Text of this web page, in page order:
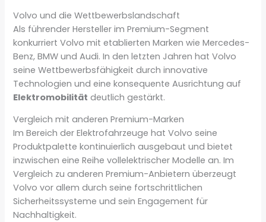
Volvo und die Wettbewerbslandschaft
Als führender Hersteller im Premium-Segment
konkurriert Volvo mit etablierten Marken wie Mercedes-
Benz, BMW und Audi. In den letzten Jahren hat Volvo
seine Wettbewerbsfähigkeit durch innovative
Technologien und eine konsequente Ausrichtung auf
Elektromobilität deutlich gestärkt.
Vergleich mit anderen Premium-Marken
Im Bereich der Elektrofahrzeuge hat Volvo seine
Produktpalette kontinuierlich ausgebaut und bietet
inzwischen eine Reihe vollelektrischer Modelle an. Im
Vergleich zu anderen Premium-Anbietern überzeugt
Volvo vor allem durch seine fortschrittlichen
Sicherheitssysteme und sein Engagement für
Nachhaltigkeit.